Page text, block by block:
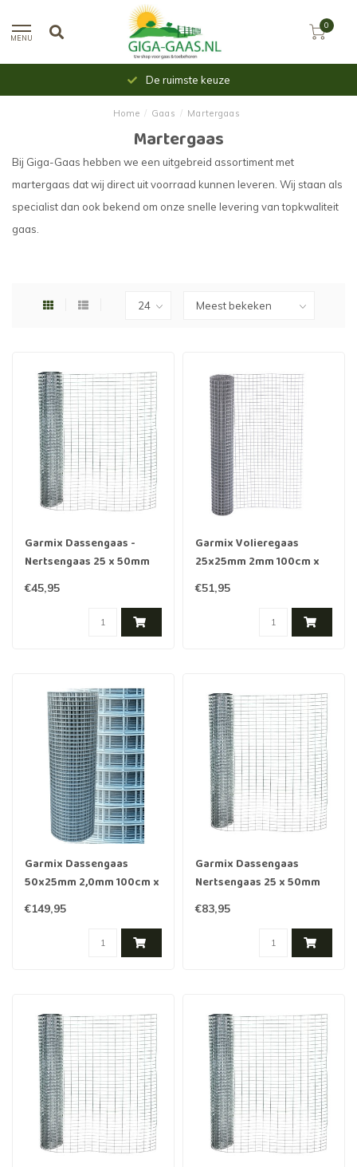
MENU
0
Uit voorraad leverbaar
Home / Gaas / Martergaas
Martergaas
Bij Giga-Gaas hebben we een uitgebreid assortiment met
martergaas dat wij direct uit voorraad kunnen leveren. Wij staan als
specialist dan ook bekend om onze snelle levering van topkwaliteit
gaas.
Garmix Dassengaas -
Nertsengaas 25 x 50mm
2.1mm 100cm x 5m
gegalvaniseerd
€45,95
Garmix Volieregaas
25x25mm 2mm 100cm x
5m verzinkt
€51,95
Garmix Dassengaas
50x25mm 2,0mm 100cm x
25m Verzinkt
€149,95
Garmix Dassengaas
Nertsengaas 25 x 50mm
2.1mm 50cm x 25m
gegalvaniseerd
€83,95